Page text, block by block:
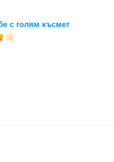
с голям късмет